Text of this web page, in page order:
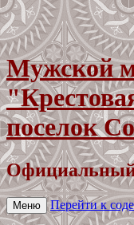
Мужской
поселок
Меню Перейти к